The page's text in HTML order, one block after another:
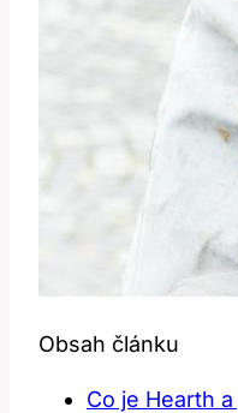
Obsah článku
Co je Hearth